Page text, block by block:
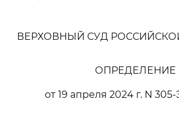
ВЕРХОВНЫЙ СУД
ОПРЕДЕЛЕНИЕ
от 19 апреля 2024 г. N